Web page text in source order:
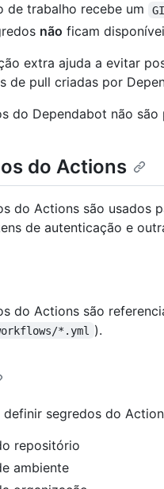
de trabalho recebe um
não ficam
extra ajuda a evitar
de pull criadas por
do Dependabot não são
do Actions
do Actions são usados
de autenticação e
do Actions são
*.yml ).
definir segredos do
repositório
ambiente